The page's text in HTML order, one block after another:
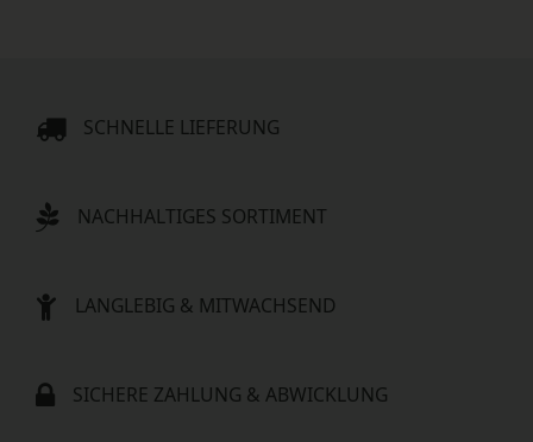
SCHNELLE LIEFERUNG
NACHHALTIGES SORTIMENT
LANGLEBIG & MITWACHSEND
SICHERE ZAHLUNG & ABWICKLUNG